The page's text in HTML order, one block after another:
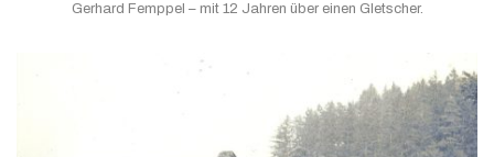
Gerhard Femppel – mit 12 Jahren über einen Gletscher.